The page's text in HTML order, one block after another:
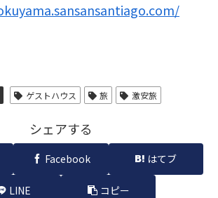
ゲストハウス 旅 激安旅
シェアする
Facebook はてブ
LINE コピー